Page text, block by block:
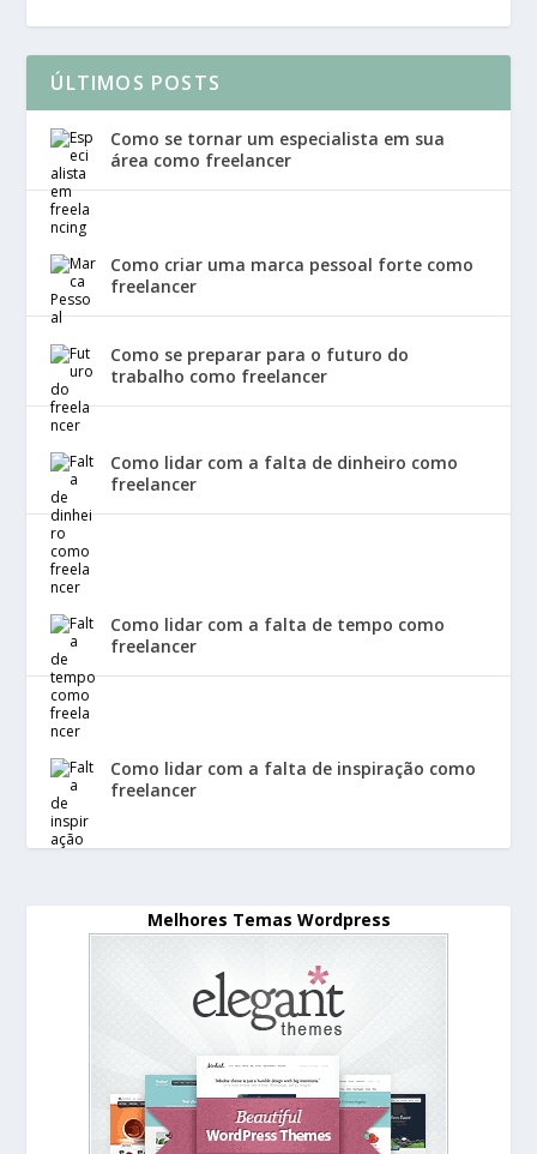
ÚLTIMOS POSTS
Como se tornar um especialista em sua
área como freelancer
Como criar uma marca pessoal forte como
freelancer
Como se preparar para o futuro do
trabalho como freelancer
Como lidar com a falta de dinheiro como
freelancer
Como lidar com a falta de tempo como
freelancer
Como lidar com a falta de inspiração como
freelancer
Melhores Temas Wordpress